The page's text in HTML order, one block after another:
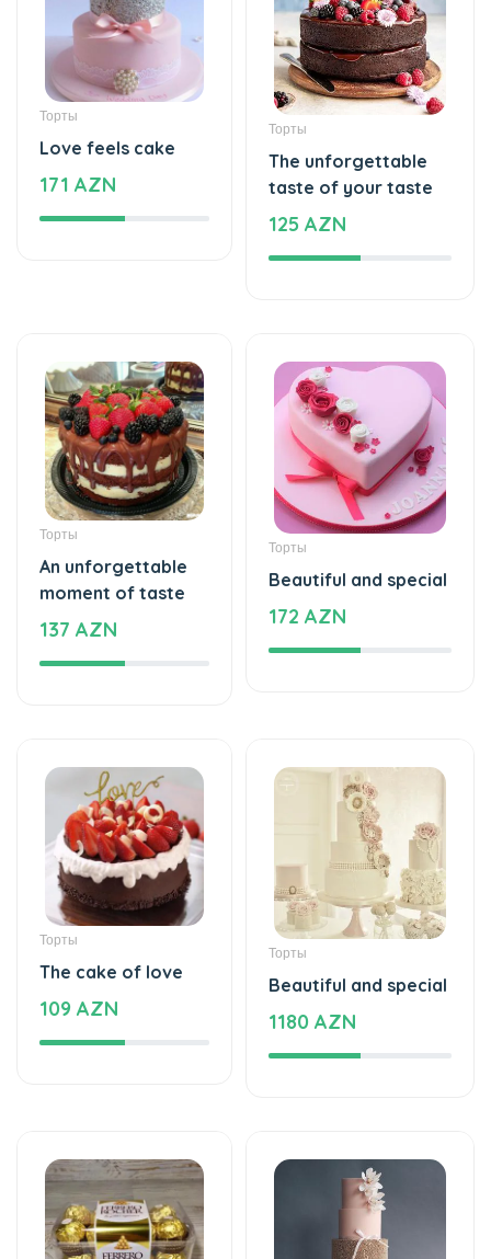
Торты
Love feels cake
171 AZN
Торты
The unforgettable
taste of your taste
125 AZN
Торты
An unforgettable
moment of taste
137 AZN
Торты
Beautiful and special
172 AZN
Торты
The cake of love
109 AZN
Торты
Beautiful and special
1180 AZN